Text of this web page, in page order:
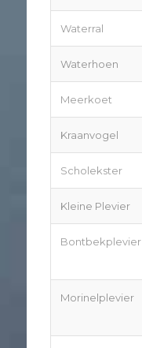
Waterral
Waterhoen
Meerkoet
Kraanvogel
Scholekster
Kleine Plevier
Bontbekplevier
Morinelplevier